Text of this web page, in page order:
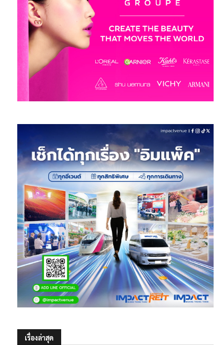
เรื่องล่าสุด